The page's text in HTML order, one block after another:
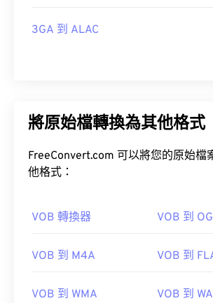
3GA 到 ALAC
將原始檔轉換為其他格式
FreeConvert.com 可以將您的原始檔
他格式：
VOB 轉換器 VOB 到
VOB 到 M4A VOB 到
VOB 到 WMA VOB 到